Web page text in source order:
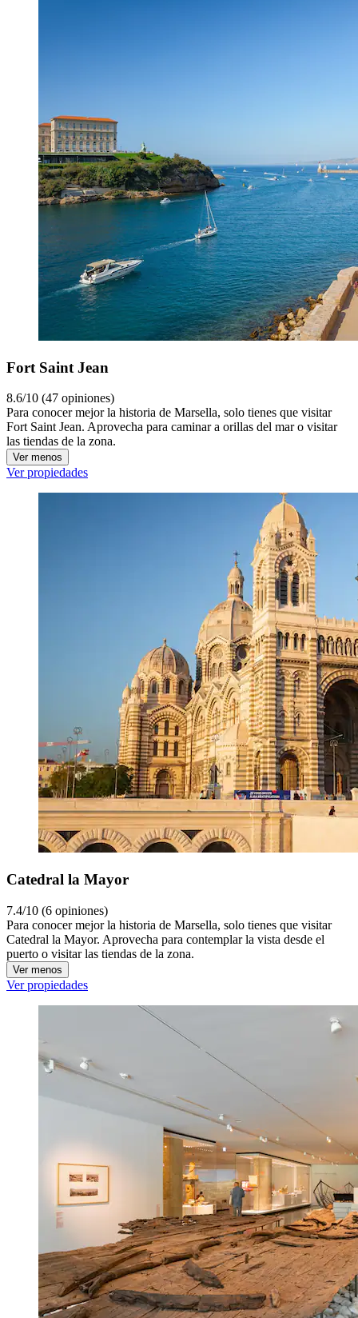
Fort Saint Jean
8.6/10 (47 opiniones)
Para conocer mejor la historia de Marsella, solo tienes que visitar
Fort Saint Jean. Aprovecha para caminar a orillas del mar o visitar
las tiendas de la zona.
Ver menos
Ver propiedades
Catedral la Mayor
7.4/10 (6 opiniones)
Para conocer mejor la historia de Marsella, solo tienes que visitar
Catedral la Mayor. Aprovecha para contemplar la vista desde el
puerto o visitar las tiendas de la zona.
Ver menos
Ver propiedades